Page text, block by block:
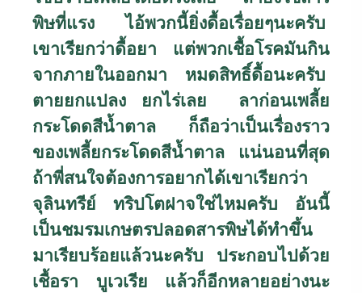
พิษที่แรง ไอ้พวกนี้ยิ่งดื้อเรื่อยๆนะครับ
เขาเรียกว่าดื้อยา แต่พวกเชื้อโรคมันกิน
จากภายในออกมา หมดสิทธิ์ดื้อนะครับ
ตายยกแปลง ยกไร่เลย ลาก่อนเพลี้ย
กระโดดสีน้ำตาล ก็ถือว่าเป็นเรื่องราว
ของเพลี้ยกระโดดสีน้ำตาล แน่นอนที่สุด
ถ้าพี่สนใจต้องการอยากได้เขาเรียกว่า
จุลินทรีย์ ทริปโตฝาจใช่ไหมครับ อันนี้
เป็นชมรมเกษตรปลอดสารพิษได้ทำขึ้น
มาเรียบร้อยแล้วนะครับ ประกอบไปด้วย
เชื้อรา บูเวเรีย แล้วก็อีกหลายอย่างนะ